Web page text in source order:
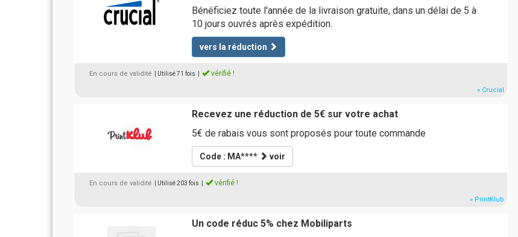
Bénéficiez toute l'année de la livraison gratuite, dans un délai de 5 à
10 jours ouvrés après expédition.
vers la réduction
En cours de validité | Utilisé 71 fois vérifié !
» Crucial
Recevez une réduction de 5€ sur votre achat
5€ de rabais vous sont proposés pour toute commande
Code : MA**** voir
En cours de validité | Utilisé 203 fois vérifié !
» PrintKlub
Un code réduc 5% chez Mobiliparts